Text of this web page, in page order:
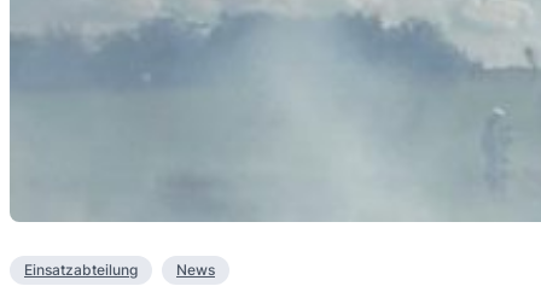
Einsatzabteilung News